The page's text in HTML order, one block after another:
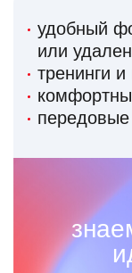
удобный
или
тренинги
передовые